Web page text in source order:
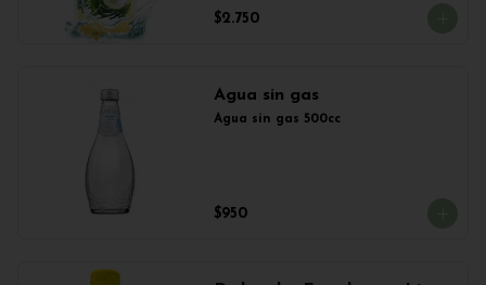
$2.750
Agua sin gas
Agua sin gas 500cc
$950